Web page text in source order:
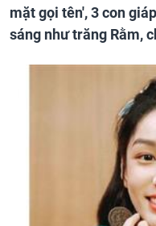
mặt gọi tên', 3 con
sáng như trăng Rằm,